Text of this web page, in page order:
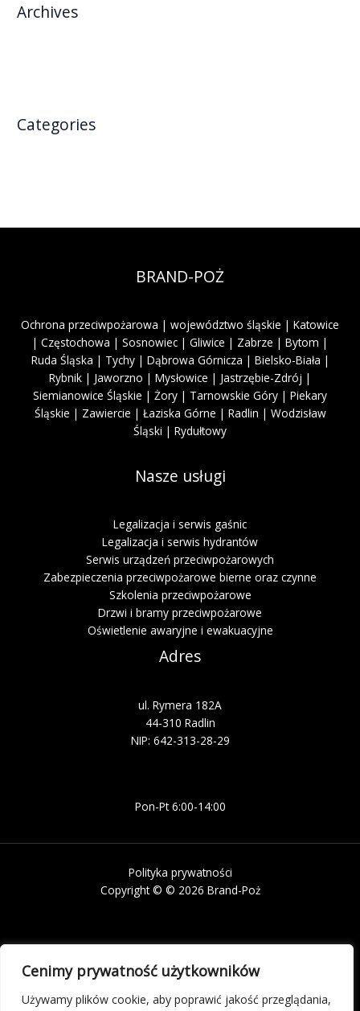
Cenimy prywatność użytkowników
Używamy plików cookie, aby poprawić jakość przeglądania,
Archives
Categories
BRAND-POŻ
Ochrona przeciwpożarowa | województwo śląskie | Katowice
| Częstochowa | Sosnowiec | Gliwice | Zabrze | Bytom |
Ruda Śląska | Tychy | Dąbrowa Górnicza | Bielsko-Biała |
Rybnik | Jaworzno | Mysłowice | Jastrzębie-Zdrój |
Siemianowice Śląskie | Żory | Tarnowskie Góry | Piekary
Śląskie | Zawiercie | Łaziska Górne | Radlin | Wodzisław
Śląski | Rydułtowy
Nasze usługi
Legalizacja i serwis gaśnic
Legalizacja i serwis hydrantów
Serwis urządzeń przeciwpożarowych
Zabezpieczenia przeciwpożarowe bierne oraz czynne
Szkolenia przeciwpożarowe
Drzwi i bramy przeciwpożarowe
Oświetlenie awaryjne i ewakuacyjne
Adres
ul. Rymera 182A
44-310 Radlin
NIP: 642-313-28-29
Pon-Pt 6:00-14:00
Polityka prywatności
Copyright © © 2026 Brand-Poż
Ustawy z dnia 29 listopada 2000 r. Prawo atomowe (tekst